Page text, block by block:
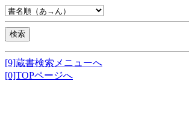
[9]蔵書検索メニューへ
[0]TOPページへ